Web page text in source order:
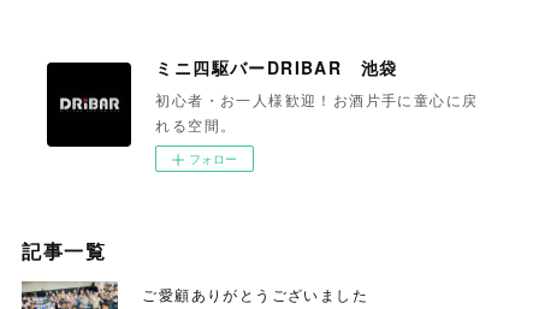
ミニ四駆バーDRIBAR 池袋
初心者・お一人様歓迎！お酒片手に童心に戻
れる空間。
フォロー
記事一覧
ご愛顧ありがとうございました